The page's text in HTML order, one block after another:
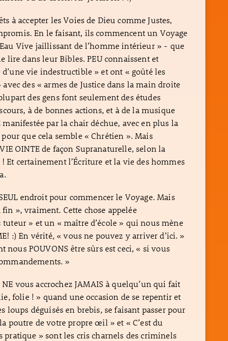
à accepter les Voies de Dieu comme Justes,
En le faisant, ils commencent un Voyage
Vive jaillissant de l’homme intérieur » - que
lire dans leur Bibles. PEU connaissent et
vie indestructible » et ont « goûté les
des « armes de Justice dans la main droite
des gens font seulement des études
à de bonnes actions, et à de la musique
manifestée par la chair déchue, avec en plus la
que cela semble « Chrétien ». Mais
OINTE de façon Supranaturelle, selon la
certainement l’Écriture et la vie des hommes
endroit pour commencer le Voyage. Mais
», vraiment. Cette chose appelée
tuteur » et un « maître d’école » qui nous mène
:) En vérité, « vous ne pouvez y arriver d’ici. »
nous POUVONS être sûrs est ceci, « si vous
»
vous accrochez JAMAIS à quelqu’un qui fait
folie ! » quand une occasion de se repentir et
loups déguisés en brebis, se faisant passer pour
poutre de votre propre œil » et « C’est du
pratique » sont les cris charnels des criminels